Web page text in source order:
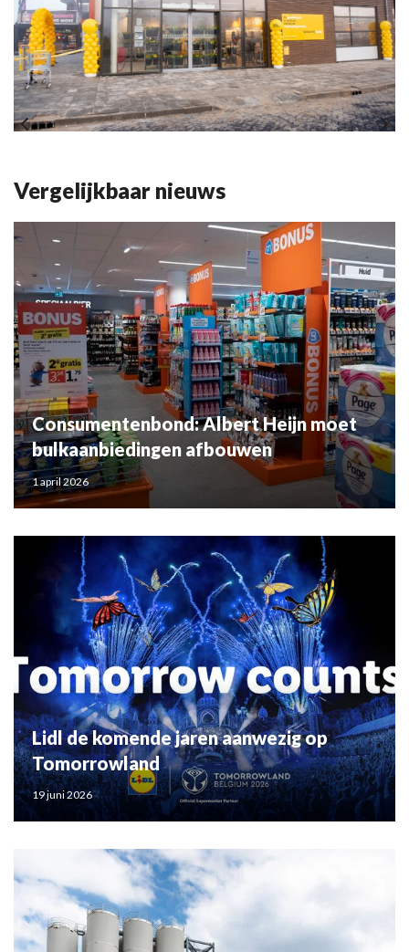
Vergelijkbaar nieuws
Consumentenbond: Albert Heijn moet
bulkaanbiedingen afbouwen
1 april 2026
Lidl de komende jaren aanwezig op
Tomorrowland
19 juni 2026